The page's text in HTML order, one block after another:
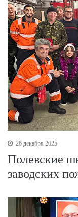
26 декабря 2025
Полевские
заводских